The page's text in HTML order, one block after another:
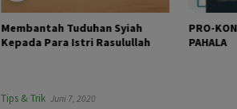
Membantah Tuduhan Syiah
Kepada Para Istri Rasulullah
PRO-
PAHALA
Tips & Trik Juni 7, 2020